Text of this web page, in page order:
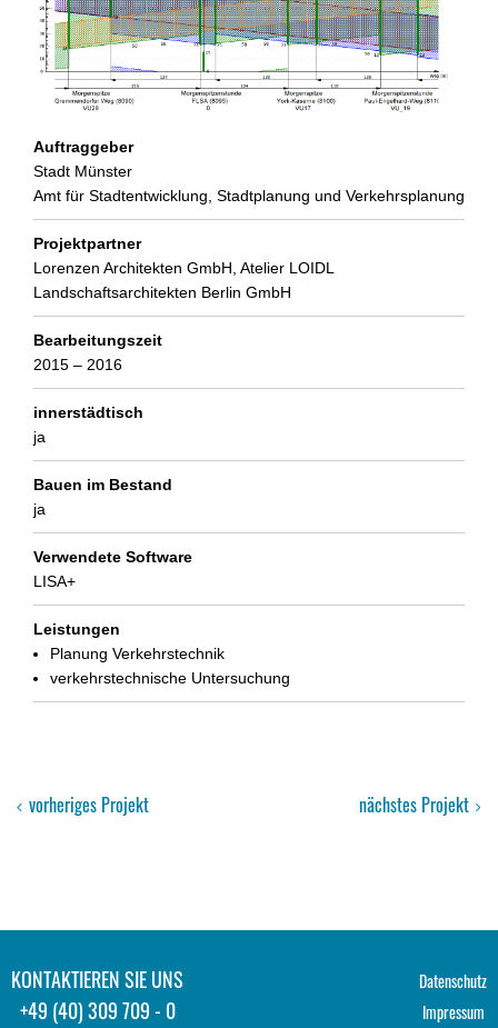
Auftraggeber
Stadt Münster
Amt für Stadtentwicklung, Stadtplanung und Verkehrsplanung
Projektpartner
Lorenzen Architekten GmbH, Atelier LOIDL
Landschaftsarchitekten Berlin GmbH
Bearbeitungszeit
2015 – 2016
innerstädtisch
ja
Bauen im Bestand
ja
Verwendete Software
LISA+
Leistungen
Planung Verkehrstechnik
verkehrstechnische Untersuchung
vorheriges Projekt nächstes Projekt
KONTAKTIEREN SIE UNS
+49 (40) 309 709 - 0
Datenschutz
Impressum